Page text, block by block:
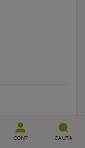
CONT CAUTA